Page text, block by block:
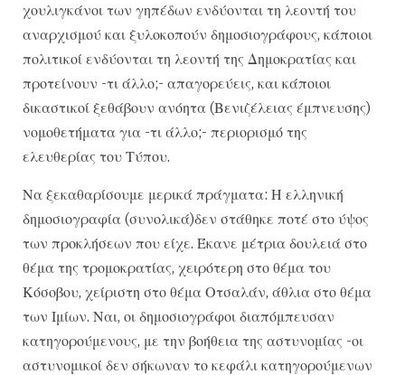
χουλιγκάνοι των γηπέδων ενδύονται τη λεοντή του
αναρχισμού και ξυλοκοπούν δημοσιογράφους, κάποιοι
πολιτικοί ενδύονται τη λεοντή της Δημοκρατίας και
προτείνουν -τι άλλο;- απαγορεύεις, και κάποιοι
δικαστικοί ξεθάβουν ανόητα (Βενιζέλειας έμπνευσης)
νομοθετήματα για -τι άλλο;- περιορισμό της
ελευθερίας του Τύπου.
Να ξεκαθαρίσουμε μερικά πράγματα: Η ελληνική
δημοσιογραφία (συνολικά)δεν στάθηκε ποτέ στο ύψος
των προκλήσεων που είχε. Έκανε μέτρια δουλειά στο
θέμα της τρομοκρατίας, χειρότερη στο θέμα του
Κόσοβου, χείριστη στο θέμα Οτσαλάν, άθλια στο θέμα
των Ιμίων. Ναι, οι δημοσιογράφοι διαπόμπευσαν
κατηγορούμενους, με την βοήθεια της αστυνομίας -οι
αστυνομικοί δεν σήκωναν το κεφάλι κατηγορούμενων